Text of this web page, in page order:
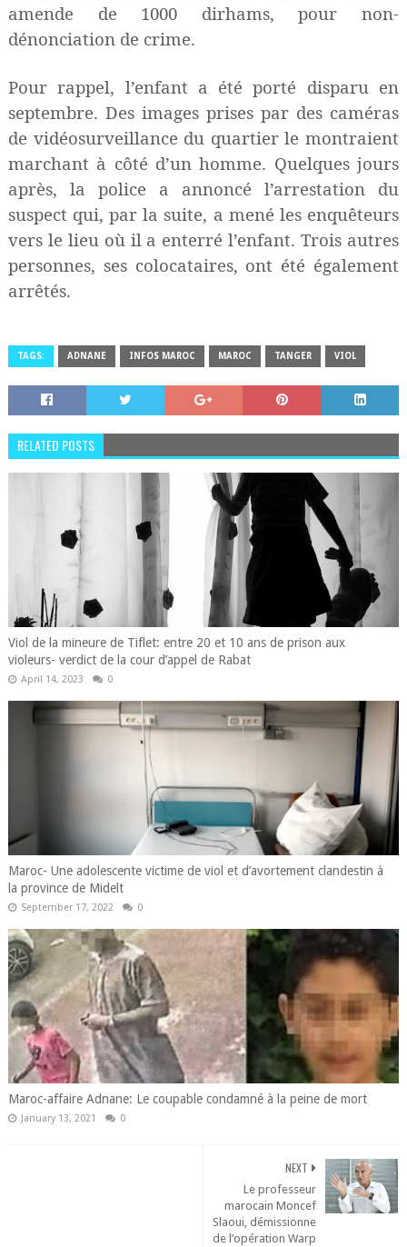
amende de 1000 dirhams, pour non-
dénonciation de crime.
Pour rappel, l’enfant a été porté disparu en
septembre. Des images prises par des caméras
de vidéosurveillance du quartier le montraient
marchant à côté d’un homme. Quelques jours
après, la police a annoncé l’arrestation du
suspect qui, par la suite, a mené les enquêteurs
vers le lieu où il a enterré l’enfant. Trois autres
personnes, ses colocataires, ont été également
arrêtés.
TAGS: ADNANE INFOS MAROC MAROC TANGER VIOL
RELATED POSTS
Viol de la mineure de Tiflet: entre 20 et 10 ans de prison aux
violeurs- verdict de la cour d’appel de Rabat
April 14, 2023 0
Maroc- Une adolescente victime de viol et d’avortement clandestin à
la province de Midelt
September 17, 2022 0
Maroc-affaire Adnane: Le coupable condamné à la peine de mort
January 13, 2021 0
NEXT
Le professeur
marocain Moncef
Slaoui, démissionne
de l’opération Warp